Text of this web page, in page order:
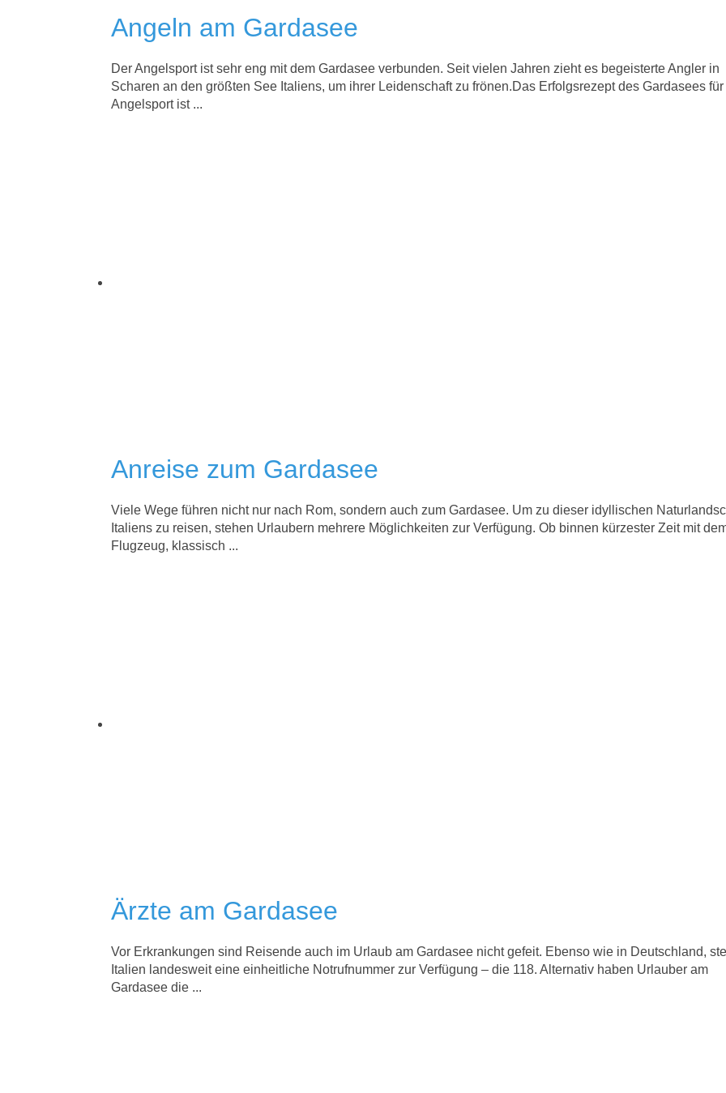
Angeln am Gardasee
Der Angelsport ist sehr eng mit dem Gardasee verbunden. Seit vielen Jahren zieht es begeisterte Angler in
Scharen an den größten See Italiens, um ihrer Leidenschaft zu frönen.Das Erfolgsrezept des Gardasees
Angelsport ist ...
Anreise zum Gardasee
Viele Wege führen nicht nur nach Rom, sondern auch zum Gardasee. Um zu dieser idyllischen
Italiens zu reisen, stehen Urlaubern mehrere Möglichkeiten zur Verfügung. Ob binnen kürzester Zeit mit
Flugzeug, klassisch ...
Ärzte am Gardasee
Vor Erkrankungen sind Reisende auch im Urlaub am Gardasee nicht gefeit. Ebenso wie in Deutschland,
Italien landesweit eine einheitliche Notrufnummer zur Verfügung – die 118. Alternativ haben Urlauber am
Gardasee die ...